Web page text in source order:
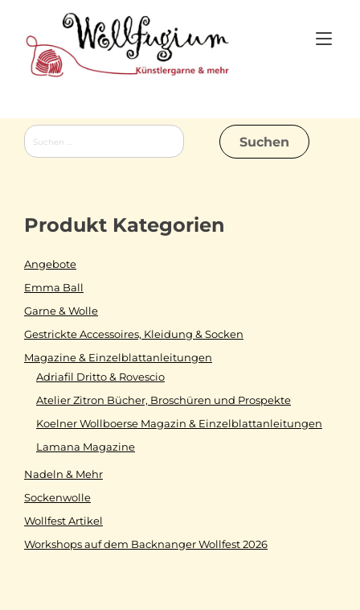
content
Suchen
nach:
Produkt Kategorien
Angebote
Emma Ball
Garne & Wolle
Gestrickte Accessoires, Kleidung & Socken
Magazine & Einzelblattanleitungen
Adriafil Dritto & Rovescio
Atelier Zitron Bücher, Broschüren und Prospekte
Koelner Wollboerse Magazin & Einzelblattanleitungen
Lamana Magazine
Nadeln & Mehr
Sockenwolle
Wollfest Artikel
Workshops auf dem Backnanger Wollfest 2026